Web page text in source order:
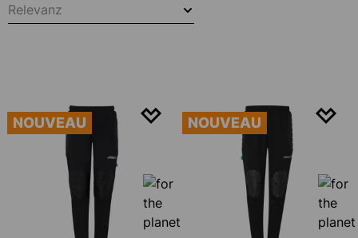
Relevanz
NOUVEAU NOUVEAU